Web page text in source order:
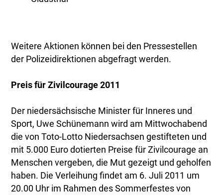
Weitere Aktionen können bei den Pressestellen
der Polizeidirektionen abgefragt werden.
Preis für Zivilcourage 2011
Der niedersächsische Minister für Inneres und
Sport, Uwe Schünemann wird am Mittwochabend
die von Toto-Lotto Niedersachsen gestifteten und
mit 5.000 Euro dotierten Preise für Zivilcourage an
Menschen vergeben, die Mut gezeigt und geholfen
haben. Die Verleihung findet am 6. Juli 2011 um
20.00 Uhr im Rahmen des Sommerfestes von